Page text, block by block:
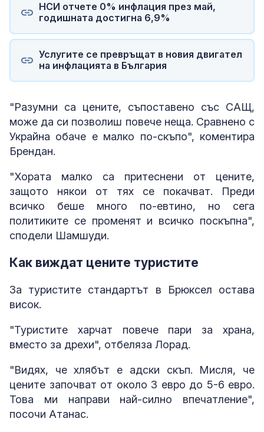
НСИ отчете 0% инфлация през май,
годишната достигна 6,9%
Услугите се превръщат в новия двигател
на инфлацията в България
"Разумни са цените, съпоставено със САЩ,
може да си позволиш повече неща. Сравнено с
Украйна обаче е малко по-скъпо", коментира
Брендан.
"Хората малко са притеснени от цените,
защото някои от тях се покачват. Преди
всичко беше много по-евтино, но сега
политиките се променят и всичко поскъпна",
сподели Шамшуди.
Как виждат цените туристите
За туристите стандартът в Брюксел остава
висок.
"Туристите харчат повече пари за храна,
вместо за дрехи", отбеляза Лорад.
"Видях, че хлябът е адски скъп. Мисля, че
цените започват от около 3 евро до 5-6 евро.
Това ми направи най-силно впечатление",
посочи Атанас.